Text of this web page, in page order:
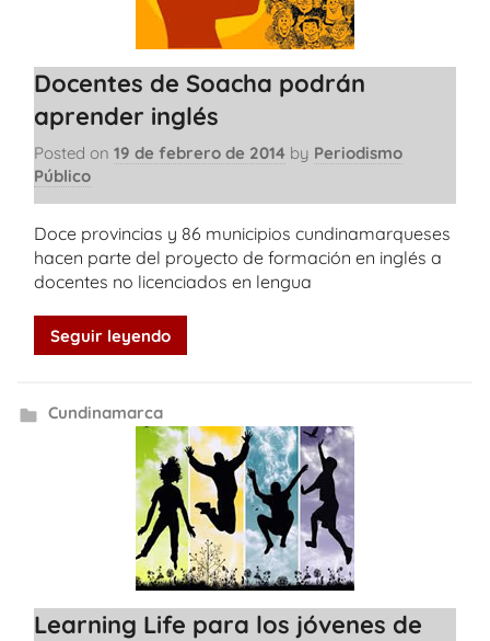
Docentes de Soacha podrán
aprender inglés
Posted on 19 de febrero de 2014 by Periodismo
Público
Doce provincias y 86 municipios cundinamarqueses
hacen parte del proyecto de formación en inglés a
docentes no licenciados en lengua
Seguir leyendo
Cundinamarca
Learning Life para los jóvenes de